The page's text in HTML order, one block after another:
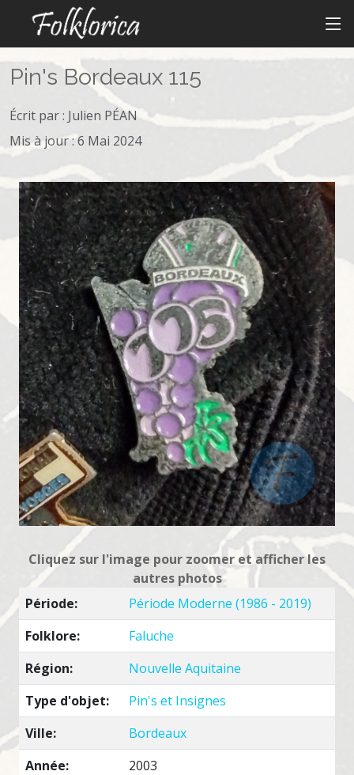
Pin's Bordeaux 115
Écrit par : Julien PÉAN
Mis à jour : 6 Mai 2024
Cliquez sur l'image pour zoomer et afficher les
autres photos
Période:
Période Moderne (1986 - 2019)
Folklore:
Faluche
Région:
Nouvelle Aquitaine
Type d'objet:
Pin's et Insignes
Ville:
Bordeaux
Année:
2003